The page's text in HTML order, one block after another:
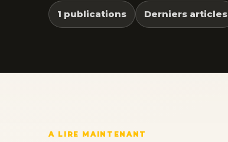
1 publications Derniers articles
A LIRE MAINTENANT